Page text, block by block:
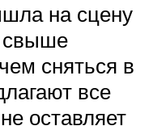
на сцену
свыше
сняться в
все
оставляет